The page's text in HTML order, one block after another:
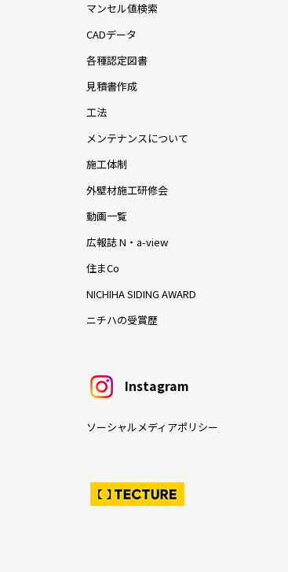
マンセル値検索
CADデータ
各種認定図書
見積書作成
工法
メンテナンスについて
施工体制
外壁材施工研修会
動画一覧
広報誌 N・a-view
住まCo
NICHIHA SIDING AWARD
ニチハの受賞歴
Instagram
ソーシャルメディアポリシー